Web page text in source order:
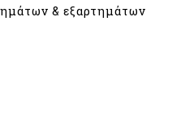
& εξαρτημάτων